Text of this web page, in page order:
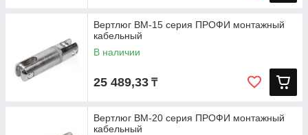
Вертлюг ВМ-15 серия ПРОФИ монтажный
кабельный
В наличии
25 489,33 ₸
Вертлюг ВМ-20 серия ПРОФИ монтажный
кабельный